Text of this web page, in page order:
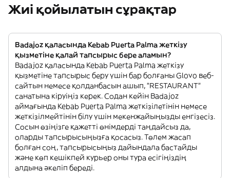
Жиі қойылатын сұрақтар
Badajoz қаласында Kebab Puerta Palma жеткізу
қызметіне қалай тапсырыс бере аламын?
Badajoz қаласында Kebab Puerta Palma жеткізу
қызметіне тапсырыс беру үшін бар болғаны Glovo веб-
сайтын немесе қолданбасын ашып, "RESTAURANT"
санатына кіруіңіз керек. Содан кейін Badajoz
аймағында Kebab Puerta Palma жеткізілетінін немесе
жеткізілмейтінін білу үшін мекенжайыңызды енгізесіз.
Сосын өзіңізге қажетті өнімдерді таңдайсыз да,
оларды тапсырысыңызға қосасыз. Төлем жасап
болған соң, тапсырысыңыз дайындала бастайды
және көп кешікпей курьер оны тура есігіңіздің
алдына әкеліп береді.